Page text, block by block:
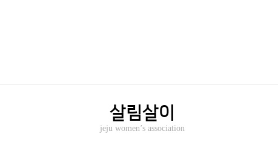
살림살이
jeju women’s association